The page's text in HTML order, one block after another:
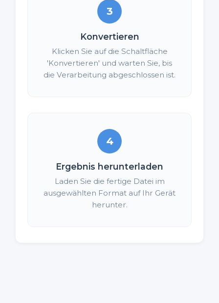
3
Konvertieren
Klicken Sie auf die Schaltfläche
'Konvertieren' und warten Sie, bis
die Verarbeitung abgeschlossen ist.
4
Ergebnis herunterladen
Laden Sie die fertige Datei im
ausgewählten Format auf Ihr Gerät
herunter.